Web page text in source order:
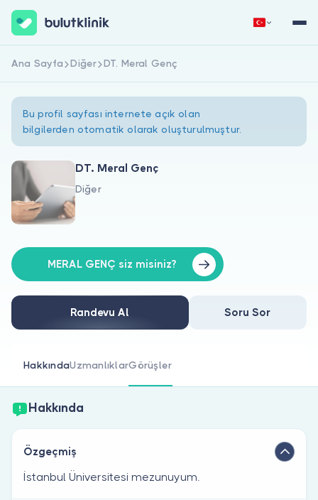
Hakkımızda
Doktorlar için
Doktor musunuz?
Hemen Kaydol
Ana Sayfa Diğer DT. Meral Genç
Bu profil sayfası internete açık olan
bilgilerden otomatik olarak oluşturulmuştur.
DT. Meral Genç
Diğer
MERAL GENÇ siz misiniz?
Randevu Al Soru Sor
HakkındaUzmanlıklarGörüşler
Hakkında
Özgeçmiş
İstanbul Üniversitesi mezunuyum.